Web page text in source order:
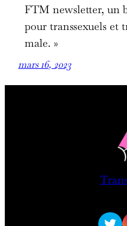
FTM newsletter, un
pour transsexuels et
male. »
mars 16, 2023